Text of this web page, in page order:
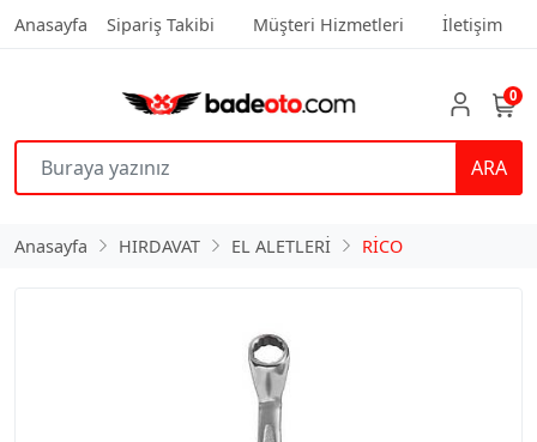
Anasayfa Sipariş Takibi Müşteri Hizmetleri İletişim
ARA
0
Anasayfa HIRDAVAT EL ALETLERİ RİCO